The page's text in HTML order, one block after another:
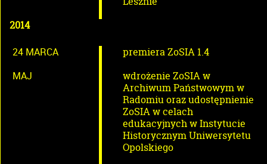
2014
24 MARCA
premiera ZoSIA 1.4
MAJ
wdrożenie ZoSIA w
Archiwum Państwowym w
Radomiu oraz udostępnienie
ZoSIA w celach
edukacyjnych w Instytucie
Historycznym Uniwersytetu
Opolskiego